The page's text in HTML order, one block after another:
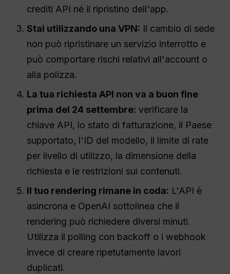
crediti API né il ripristino dell'app.
Stai utilizzando una VPN: Il cambio di sede
non può ripristinare un servizio interrotto e
può comportare rischi relativi all'account o
alla polizza.
La tua richiesta API non va a buon fine
prima del 24 settembre: verificare la
chiave API, lo stato di fatturazione, il Paese
supportato, l'ID del modello, il limite di rate
per livello di utilizzo, la dimensione della
richiesta e le restrizioni sui contenuti.
Il tuo rendering rimane in coda: L'API è
asincrona e OpenAI sottolinea che il
rendering può richiedere diversi minuti.
Utilizza il polling con backoff o i webhook
invece di creare ripetutamente lavori
duplicati.